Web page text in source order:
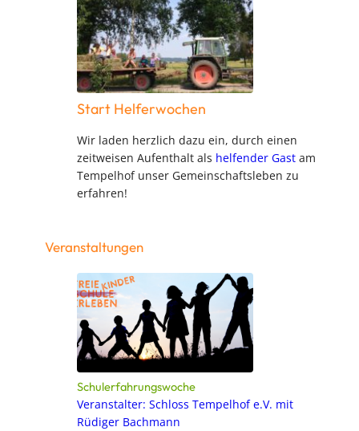
Start Helferwochen
Wir laden herzlich dazu ein, durch einen
zeitweisen Aufenthalt als helfender Gast am
Tempelhof unser Gemeinschaftsleben zu
erfahren!
Veranstaltungen
Schulerfahrungswoche
Veranstalter: Schloss Tempelhof e.V. mit
Rüdiger Bachmann